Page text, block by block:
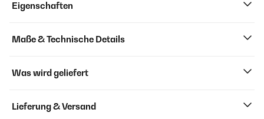
Eigenschaften
Maße & Technische Details
Was wird geliefert
Lieferung & Versand